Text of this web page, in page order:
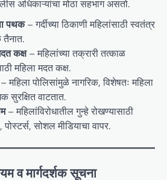
अधिकाऱ्यांचा मोठा सहभाग असतो.
पथक– गर्दीच्या ठिकाणी महिलांसाठी स्वतंत्र
तैनात.
कक्ष– महिलांच्या तक्रारी तत्काळ
महिला मदत कक्ष.
महिला पोलिसांमुळे नागरिक, विशेषतः महिला
सुरक्षित वाटतात.
– महिलांविरोधातील गुन्हे रोखण्यासाठी
पोस्टर्स, सोशल मीडियाचा वापर.
व मार्गदर्शक सूचना